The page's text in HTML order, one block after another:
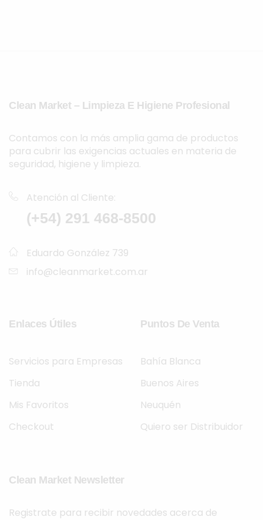
Clean Market – Limpieza E Higiene Profesional
Contamos con la más amplia gama de productos
para cubrir las exigencias actuales en materia de
seguridad, higiene y limpieza.
Atención al Cliente:
(+54) 291 468-8500
Eduardo González 739
info@cleanmarket.com.ar
Enlaces Útiles
Servicios para Empresas
Tienda
Mis Favoritos
Checkout
Puntos De Venta
Bahía Blanca
Buenos Aires
Neuquén
Quiero ser Distribuidor
Clean Market Newsletter
Registrate para recibir novedades acerca de